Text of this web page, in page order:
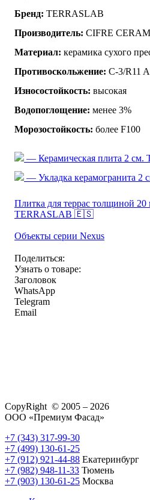
Бренд: TERRASLAB
Производитель: CIFRE
Материал: керамика сухого
Противоскольжение: C-3/R11
Износостойкость: высокая
Водопоглощение: менее 3%
Морозостойкость: более F100
— Керамическая плита 2 см.
— Укладка керамогранита 2
Плитка для террас толщиной 20
TERRASLAB 🇪🇸
Объекты серии Nexus
Поделиться:
Узнать о товаре:
Заголовок
WhatsApp
Telegram
Email
CopyRight © 2005 – 2026
ООО «Премиум Фасад»
+7 (343) 317-99-30
+7 (499) 130-61-25
+7 (912) 921-44-88 Екатеринбург
+7 (982) 948-11-33 Тюмень
+7 (903) 130-61-25 Москва